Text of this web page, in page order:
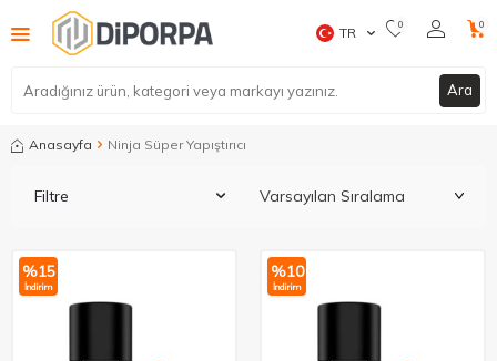
Ara
TR 0 0
Anasayfa Ninja Süper Yapıştırıcı
Filtre
%15
İndirim
%10
İndirim